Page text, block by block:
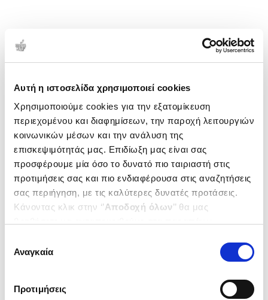
Αυτή η ιστοσελίδα χρησιμοποιεί cookies
Χρησιμοποιούμε cookies για την εξατομίκευση
περιεχομένου και διαφημίσεων, την παροχή λειτουργιών
κοινωνικών μέσων και την ανάλυση της
επισκεψιμότητάς μας. Επιδίωξη μας είναι σας
προσφέρουμε μία όσο το δυνατό πιο ταιριαστή στις
προτιμήσεις σας και πιο ενδιαφέρουσα στις αναζητήσεις
σας περιήγηση, με τις καλύτερες δυνατές προτάσεις.
Κάνοντας κλικ στην ‘’Αποδοχή όλων’’ θα μας
ενδιαφέρουν και να επιλέξετε από τα παρακάτω με την
΄΄και να ενημερωθείτε σχετικά με
συγκατάθεσης
Αναγκαία
Προτιμήσεις